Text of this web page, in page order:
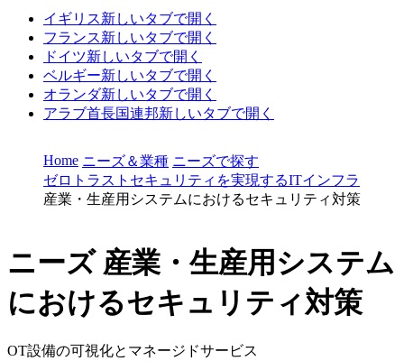
イギリス新しいタブで開く
フランス新しいタブで開く
ドイツ新しいタブで開く
ベルギー新しいタブで開く
オランダ新しいタブで開く
アラブ首長国連邦新しいタブで開く
Home ニーズ＆業種 ニーズで探す
ゼロトラストセキュリティを実現するITインフラ
産業・生産用システムにおけるセキュリティ対策
ニーズ 産業・生産用システム
におけるセキュリティ対策
OT設備の可視化とマネージドサービス